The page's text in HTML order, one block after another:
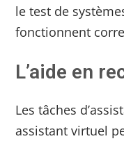
le test de
fonctionnent
L’aide en
Les tâches
assistant virtuel